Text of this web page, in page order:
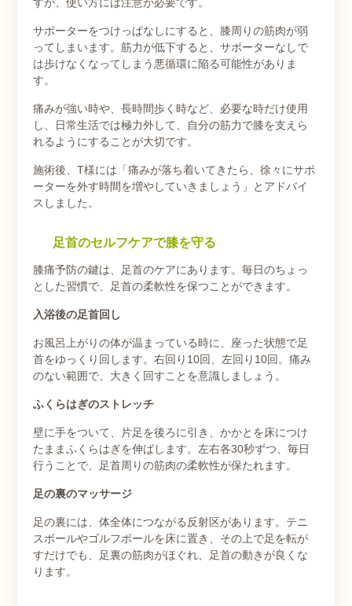
すが、使い方には注意が必要です。
サポーターをつけっぱなしにすると、膝周りの筋肉が弱
ってしまいます。筋力が低下すると、サポーターなしで
は歩けなくなってしまう悪循環に陥る可能性がありま
す。
痛みが強い時や、長時間歩く時など、必要な時だけ使用
し、日常生活では極力外して、自分の筋力で膝を支えら
れるようにすることが大切です。
施術後、T様には「痛みが落ち着いてきたら、徐々にサポ
ーターを外す時間を増やしていきましょう」とアドバイ
スしました。
足首のセルフケアで膝を守る
膝痛予防の鍵は、足首のケアにあります。毎日のちょっ
とした習慣で、足首の柔軟性を保つことができます。
入浴後の足首回し
お風呂上がりの体が温まっている時に、座った状態で足
首をゆっくり回します。右回り10回、左回り10回。痛み
のない範囲で、大きく回すことを意識しましょう。
ふくらはぎのストレッチ
壁に手をついて、片足を後ろに引き、かかとを床につけ
たままふくらはぎを伸ばします。左右各30秒ずつ、毎日
行うことで、足首周りの筋肉の柔軟性が保たれます。
足の裏のマッサージ
足の裏には、体全体につながる反射区があります。テニ
スボールやゴルフボールを床に置き、その上で足を転が
すだけでも、足裏の筋肉がほぐれ、足首の動きが良くな
ります。